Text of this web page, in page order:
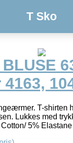
T Sko
T-shirten
Lukkes med
5% Elastane